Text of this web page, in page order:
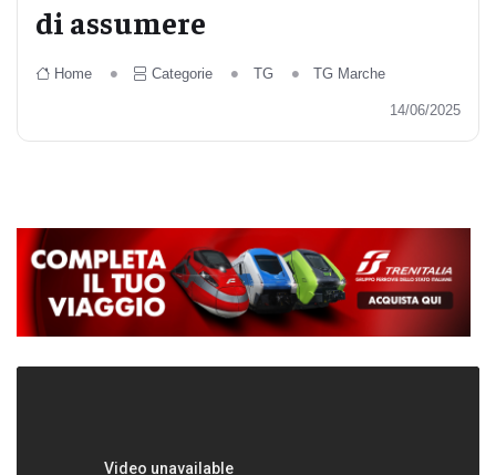
di assumere
Home Categorie TG TG Marche
14/06/2025